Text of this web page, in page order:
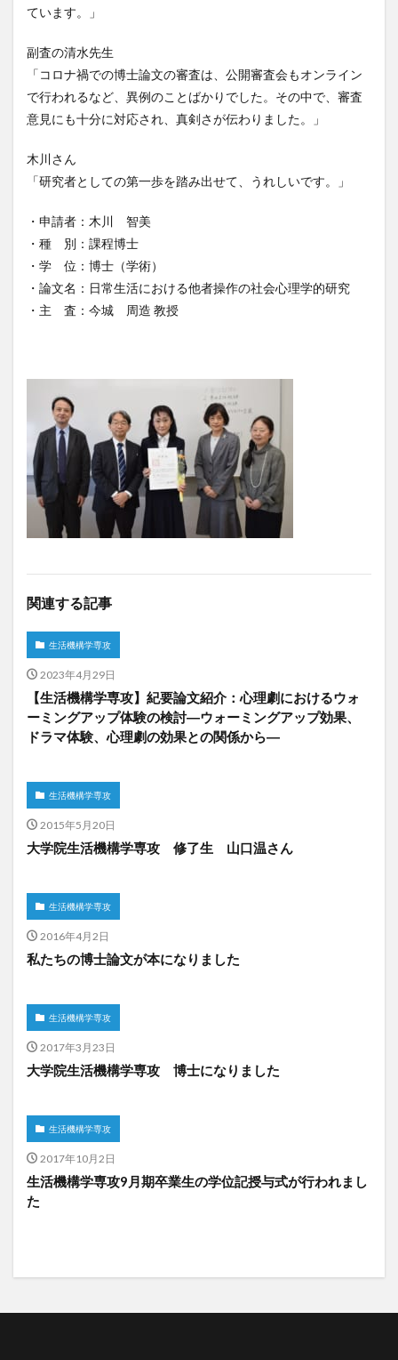
ています。」
副査の清水先生
「コロナ禍での博士論文の審査は、公開審査会もオンライン
で行われるなど、異例のことばかりでした。その中で、審査
意見にも十分に対応され、真剣さが伝わりました。」
木川さん
「研究者としての第一歩を踏み出せて、うれしいです。」
・申請者：木川 智美
・種 別：課程博士
・学 位：博士（学術）
・論文名：日常生活における他者操作の社会心理学的研究
・主 査：今城 周造 教授
関連する記事
生活機構学専攻
2023年4月29日
【生活機構学専攻】紀要論文紹介：心理劇におけるウォ
ーミングアップ体験の検討―ウォーミングアップ効果、
ドラマ体験、心理劇の効果との関係から―
生活機構学専攻
2015年5月20日
大学院生活機構学専攻 修了生 山口温さん
生活機構学専攻
2016年4月2日
私たちの博士論文が本になりました
生活機構学専攻
2017年3月23日
大学院生活機構学専攻 博士になりました
生活機構学専攻
2017年10月2日
生活機構学専攻9月期卒業生の学位記授与式が行われまし
た